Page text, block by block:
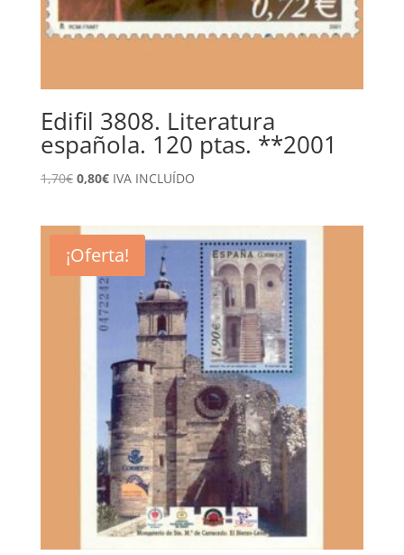
Edifil 3808. Literatura
española. 120 ptas. **2001
1,70€ El
era:
1,70€.
0,80€El
es:
0,80€.
IVA INCLUÍDO
¡Oferta!